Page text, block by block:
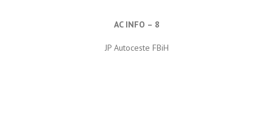
AC INFO – 8
JP Autoceste FBiH